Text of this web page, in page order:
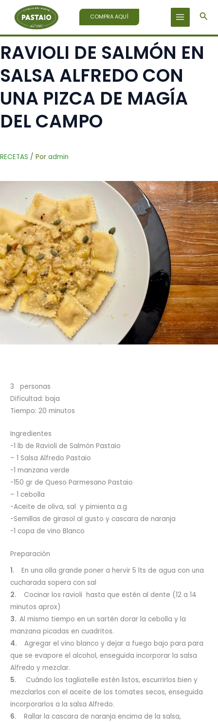
contenido
COMPRA AQUÍ
RAVIOLI DE SALMÓN EN
SALSA ALFREDO CON
UNA PIZCA DE MAGÍA
DEL CAMPO
RECETAS / Por admin
3 personas
Dificultad: baja
Tiempo: 20 minutos
Ingredientes
-1 lb de Ravioli de Salmón Pastaio
– 1 Salsa Alfredo Pastaio
-1 manzana verde
-150 gr de Queso Parmesano Pastaio
– 1 cebolla
-Aceite de oliva, sal y pimienta a.g
-Semillas de girasol al gusto y cascara de naranja
-1 copa de vino Blanco
Preparación
1.
En una olla grande poner a hervir 5 lts de agua con una
cucharada sopera con sal
2.
Cocinar los ravioli hasta que estén al dente (12 a 14
minutos aprox)
3.Al mismo tiempo en un sartén dorar la cebolla y la
manzana picadas en cuadritos.
4.
Agregar el vino blanco y dejar a fuego bajo para para
que se evapore el alcohol, enseguida incorporar la salsa
Alfredo y mezclar.
5.
Cuándo los tagliatelle estén listos, escurrirlos bien y
mezclarlos con el aceite de los tomates secos, enseguida
incorporarlos a la salsa Alfredo.
6.
Rallar la cascara de naranja encima de la salsa,